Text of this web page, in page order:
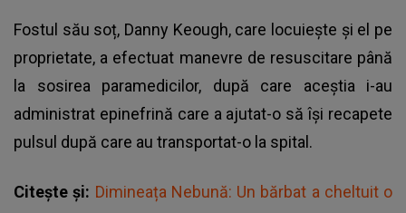
Fostul său soț, Danny Keough, care locuieşte şi el pe
proprietate, a efectuat manevre de resuscitare până
la sosirea paramedicilor, după care aceștia i-au
administrat epinefrină care a ajutat-o să își recapete
pulsul după care au transportat-o la spital.
Citește și: Dimineața Nebună: Un bărbat a cheltuit o